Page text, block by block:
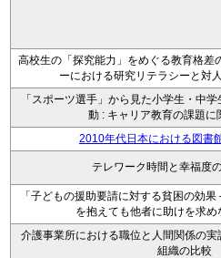
高校生の「探究能力」をめぐる教育格
ーにおける研究リテラシーと対
「スポーツ選手」から見た小学生・中
動 : キャリア教育の課題に
2010年代日本における図書
テレワーク時間と幸福度
「子どもの援助要請に対する貧困の効
を抱えても他者に助けを求
介護事業所における職位と人間関係の実
組織の比較